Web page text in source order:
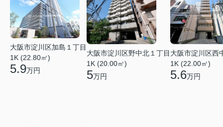
大阪市淀川区加島１丁目
1K (22.80㎡)
5.9万円
大阪市淀川区野中北１丁目
1K (20.00㎡)
5万円
大阪市淀川区西
1K (22.00㎡)
5.6万円